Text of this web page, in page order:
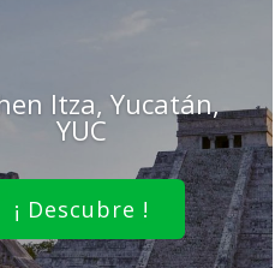
Itza, Yucatán,
YUC
¡ Descubre !